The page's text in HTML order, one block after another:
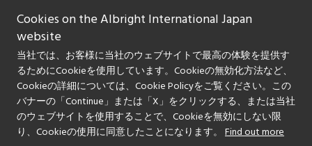
Cookies on the Albright International Japan
website
当社では、お客様に当社のウェブサイトで最高の体験を提供す
るためにCookieを使用しています。Cookieの無効化方法など、
Cookieの詳細については、Cookie Policyをご覧ください。この
バナーの「Continue」または「X」をクリックする、または当社
のウェブサイトを使用することで、Cookieを無効にしない限
り、Cookieの使用に同意したことになります。 Find out more